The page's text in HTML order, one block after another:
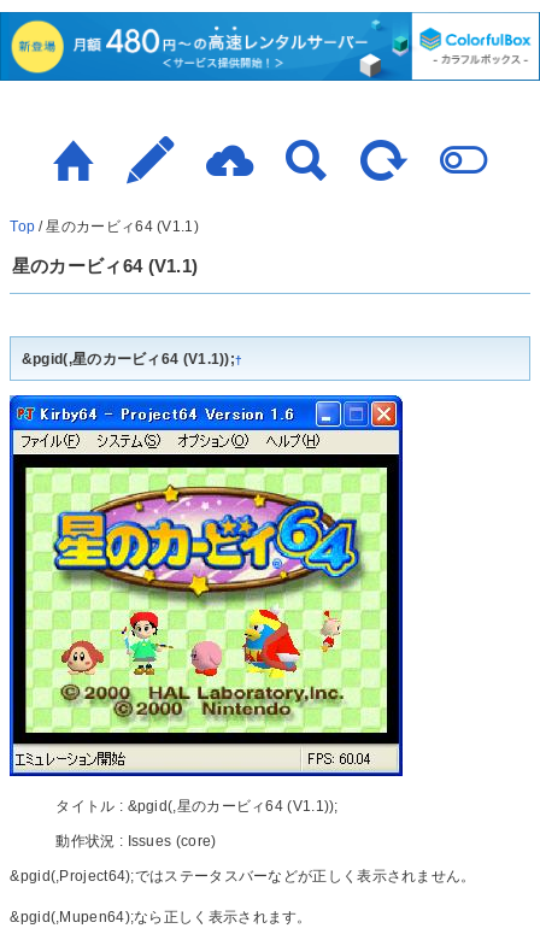
Top / 星のカービィ64 (V1.1)
星のカービィ64 (V1.1)
&pgid(,星のカービィ64 (V1.1));†
タイトル : &pgid(,星のカービィ64 (V1.1));
動作状況 : Issues (core)
&pgid(,Project64);ではステータスバーなどが正しく表示されません。
&pgid(,Mupen64);なら正しく表示されます。